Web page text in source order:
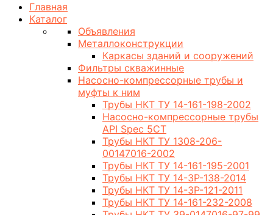
Главная
Каталог
Объявления
Металлоконструкции
Каркасы зданий и сооружений
Фильтры скважинные
Насосно-компрессорные трубы и
муфты к ним
Трубы НКТ ТУ 14-161-198-2002
Насосно-компрессорные трубы
API Spec 5CT
Трубы НКТ ТУ 1308-206-
00147016-2002
Трубы НКТ ТУ 14-161-195-2001
Трубы НКТ ТУ 14-3Р-138-2014
Трубы НКТ ТУ 14-3Р-121-2011
Трубы НКТ ТУ 14-161-232-2008